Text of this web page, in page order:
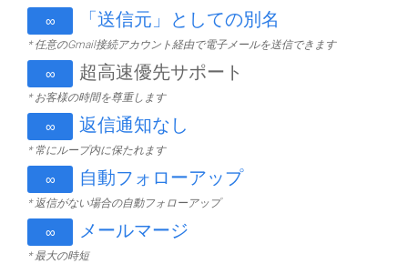
∞ 「送信元」としての別名
* 任意のGmail接続アカウント経由で電子メールを送信できます
∞ 超高速優先サポート
* お客様の時間を尊重します
∞ 返信通知なし
* 常にループ内に保たれます
∞ 自動フォローアップ
* 返信がない場合の自動フォローアップ
∞ メールマージ
* 最大の時短